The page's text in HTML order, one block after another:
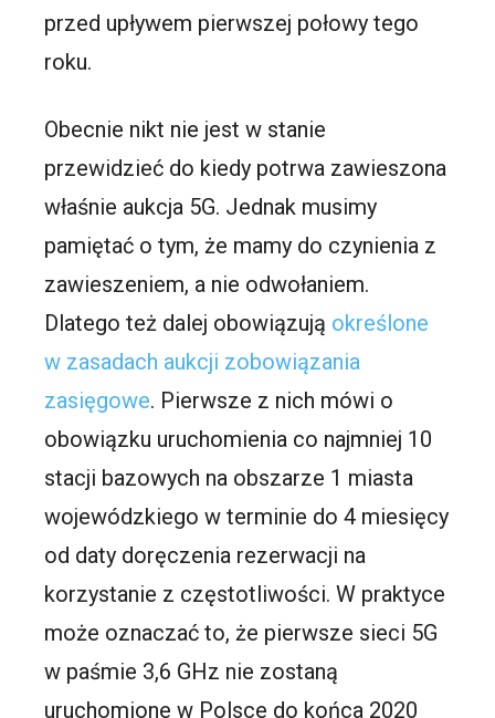
przed upływem pierwszej połowy tego
roku.
Obecnie nikt nie jest w stanie
przewidzieć do kiedy potrwa zawieszona
właśnie aukcja 5G. Jednak musimy
pamiętać o tym, że mamy do czynienia z
zawieszeniem, a nie odwołaniem.
Dlatego też dalej obowiązują określone
w zasadach aukcji zobowiązania
zasięgowe. Pierwsze z nich mówi o
obowiązku uruchomienia co najmniej 10
stacji bazowych na obszarze 1 miasta
wojewódzkiego w terminie do 4 miesięcy
od daty doręczenia rezerwacji na
korzystanie z częstotliwości. W praktyce
może oznaczać to, że pierwsze sieci 5G
w paśmie 3,6 GHz nie zostaną
uruchomione w Polsce do końca 2020